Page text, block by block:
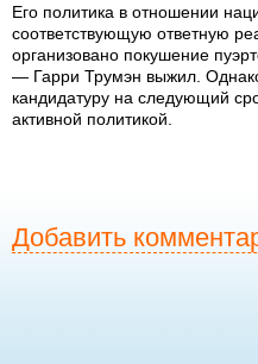
Его политика в отношении
соответствующую ответную
организовано покушение
— Гарри Трумэн выжил.
кандидатуру на следующий
активной политикой.
Добавить